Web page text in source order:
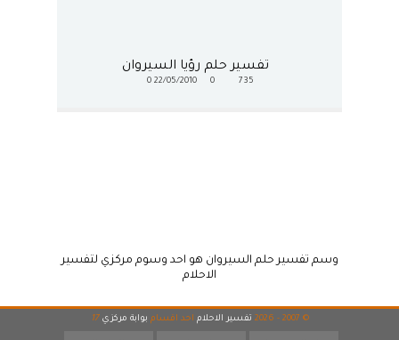
تفسير حلم رؤيا السيروان
735
22/05/2010
0
وسم تفسير حلم السيروان هو احد وسوم مركزي لتفسير
الاحلام
© 2007 - 2026 تفسير الاحلام احد اقسام بوابة مركزي 17